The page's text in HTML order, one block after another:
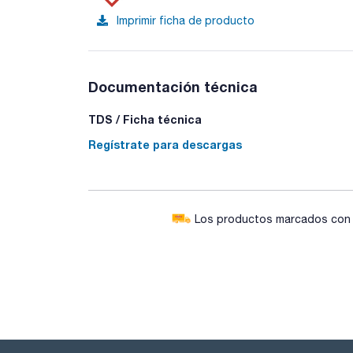
Imprimir ficha de producto
Documentación técnica
TDS / Ficha técnica
Regístrate para descargas
Los productos marcados con